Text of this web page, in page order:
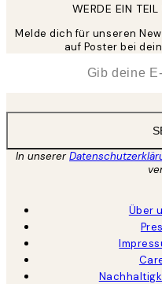
WERDE EIN TEIL
Melde dich für unseren
auf Poster bei
In unserer
Über